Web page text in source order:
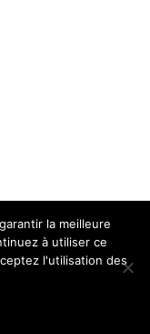
la meilleure
à utiliser ce
l'utilisation des